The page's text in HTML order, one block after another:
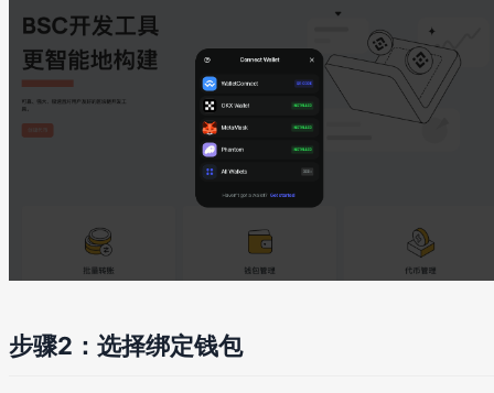
步骤2：选择绑定钱包